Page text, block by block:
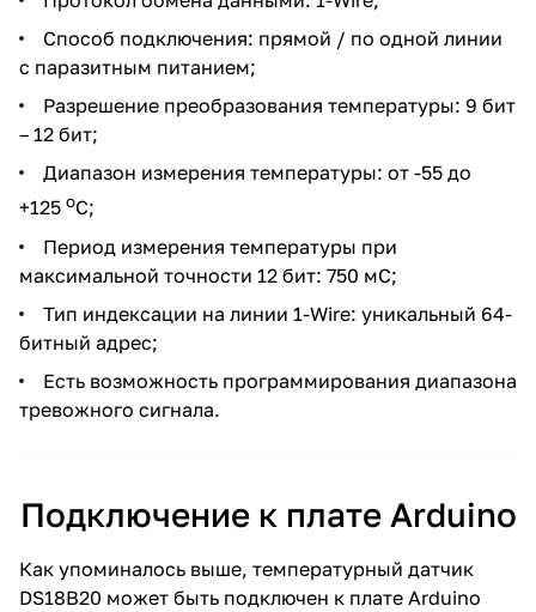
Способ подключения: прямой / по одной линии
с паразитным питанием;
Разрешение преобразования температуры: 9 бит
– 12 бит;
Диапазон измерения температуры: от -55 до
+125 оС;
Период измерения температуры при
максимальной точности 12 бит: 750 мС;
Тип индексации на линии 1-Wire: уникальный 64-
битный адрес;
Есть возможность программирования диапазона
тревожного сигнала.
Подключение к плате Arduino
Как упоминалось выше, температурный датчик
DS18B20 может быть подключен к плате Arduino